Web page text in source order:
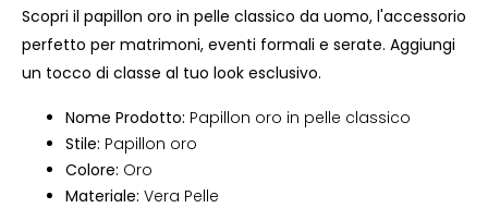
Scopri il papillon oro in pelle classico da uomo, l'accessorio
perfetto per matrimoni, eventi formali e serate. Aggiungi
un tocco di classe al tuo look esclusivo.
Nome Prodotto: Papillon oro in pelle classico
Stile: Papillon oro
Colore: Oro
Materiale: Vera Pelle